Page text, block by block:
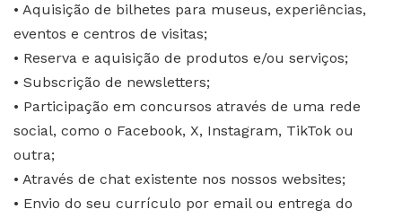
• Aquisição de bilhetes para museus, experiências,
eventos e centros de visitas;
• Reserva e aquisição de produtos e/ou serviços;
• Subscrição de newsletters;
• Participação em concursos através de uma rede
social, como o Facebook, X, Instagram, TikTok ou
outra;
• Através de chat existente nos nossos websites;
• Envio do seu currículo por email ou entrega do